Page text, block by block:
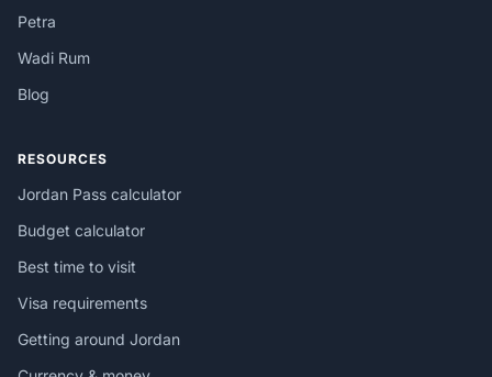
Petra
Wadi Rum
Blog
RESOURCES
Jordan Pass calculator
Budget calculator
Best time to visit
Visa requirements
Getting around Jordan